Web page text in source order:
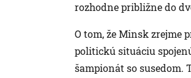
rozhodne približne do
O tom, že Minsk zrejme
politickú situáciu
šampionát so susedom.